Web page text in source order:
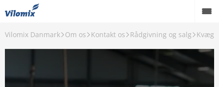
Vilomix Danmark Om os Kontakt os Rådgivning og salg Kvæg
og salg